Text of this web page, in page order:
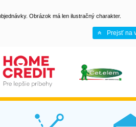
Obrázok má len ilustračný charakter.
Prejsť na